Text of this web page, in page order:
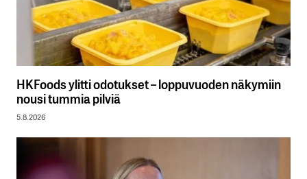
HKFoods ylitti odotukset – loppuvuoden näkymiin
nousi tummia pilviä
5.8.2026